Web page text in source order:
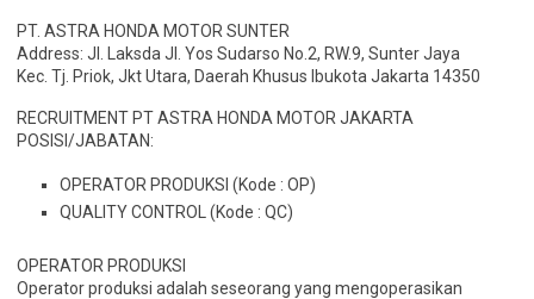
PT. ASTRA HONDA MOTOR SUNTER
Address: Jl. Laksda Jl. Yos Sudarso No.2, RW.9, Sunter Jaya
Kec. Tj. Priok, Jkt Utara, Daerah Khusus Ibukota Jakarta 14350
RECRUITMENT PT ASTRA HONDA MOTOR JAKARTA
POSISI/JABATAN:
OPERATOR PRODUKSI (Kode : OP)
QUALITY CONTROL (Kode : QC)
OPERATOR PRODUKSI
Operator produksi adalah seseorang yang mengoperasikan